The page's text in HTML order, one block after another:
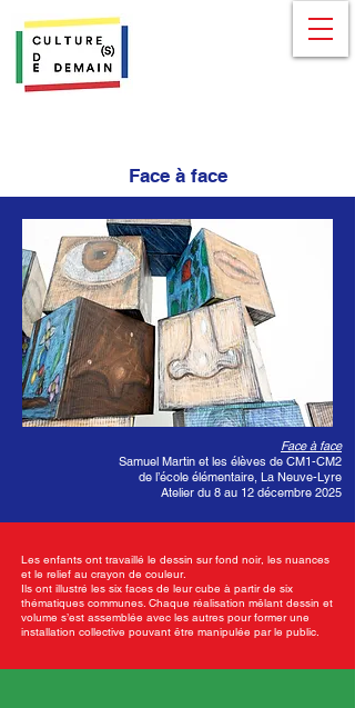
Face à face
Face à face
Samuel Martin et les élèves de CM1-CM2
de l’école élémentaire, La Neuve-Lyre
Atelier du 8 au 12 décembre 2025
Les enfants ont travaillé le dessin sur fond noir, les nuances
et le relief au crayon de couleur.
Ils ont illustré les six faces de leur cube à partir de six
thématiques communes. Chaque réalisation mêlant dessin et
volume s’est assemblée avec les autres pour former une
installation collective pouvant être manipulée par le public.